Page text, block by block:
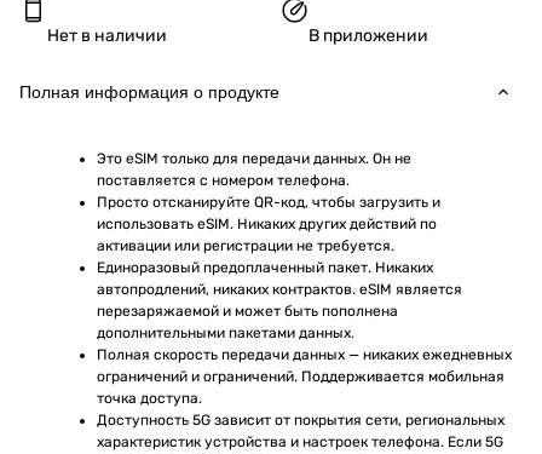
Нет в наличии В приложении
Полная информация о продукте
Это eSIM только для передачи данных. Он не
поставляется с номером телефона.
Просто отсканируйте QR-код, чтобы загрузить и
использовать eSIM. Никаких других действий по
активации или регистрации не требуется.
Единоразовый предоплаченный пакет. Никаких
автопродлений, никаких контрактов. eSIM является
перезаряжаемой и может быть пополнена
дополнительными пакетами данных.
Полная скорость передачи данных — никаких ежедневных
ограничений и ограничений. Поддерживается мобильная
точка доступа.
Доступность 5G зависит от покрытия сети, региональных
характеристик устройства и настроек телефона. Если 5G